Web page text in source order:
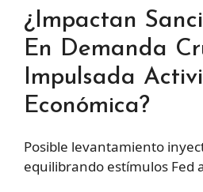
¿Impactan
En Demanda
Impulsada
Económica?
Posible levantamiento
equilibrando estímulos Fed